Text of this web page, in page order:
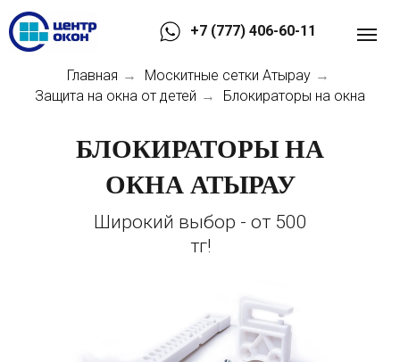
+7 (777) 406-60-11
Главная → Москитные сетки Атырау →
Защита на окна от детей → Блокираторы на окна
БЛОКИРАТОРЫ НА
ОКНА АТЫРАУ
Широкий выбор - от 500
тг!